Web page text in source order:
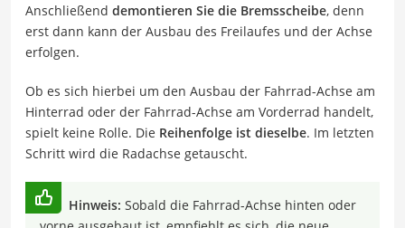
Anschließend demontieren Sie die Bremsscheibe, denn
erst dann kann der Ausbau des Freilaufes und der Achse
erfolgen.
Ob es sich hierbei um den Ausbau der Fahrrad-Achse am
Hinterrad oder der Fahrrad-Achse am Vorderrad handelt,
spielt keine Rolle. Die Reihenfolge ist dieselbe. Im letzten
Schritt wird die Radachse getauscht.
Hinweis: Sobald die Fahrrad-Achse hinten oder